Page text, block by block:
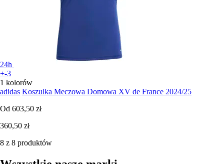
24h
+-3
1 kolorów
adidas Koszulka Meczowa Domowa XV de France 2024/25
Od 603,50 zł
360,50 zł
8 z 8 produktów